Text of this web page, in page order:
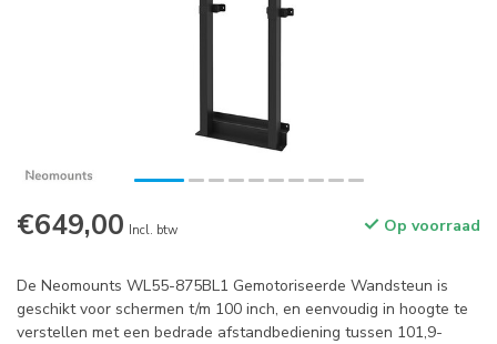
€649,00 Incl. btw Op voorraad
De Neomounts WL55-875BL1 Gemotoriseerde Wandsteun is
geschikt voor schermen t/m 100 inch, en eenvoudig in hoogte te
verstellen met een bedrade afstandbediening tussen 101,9-